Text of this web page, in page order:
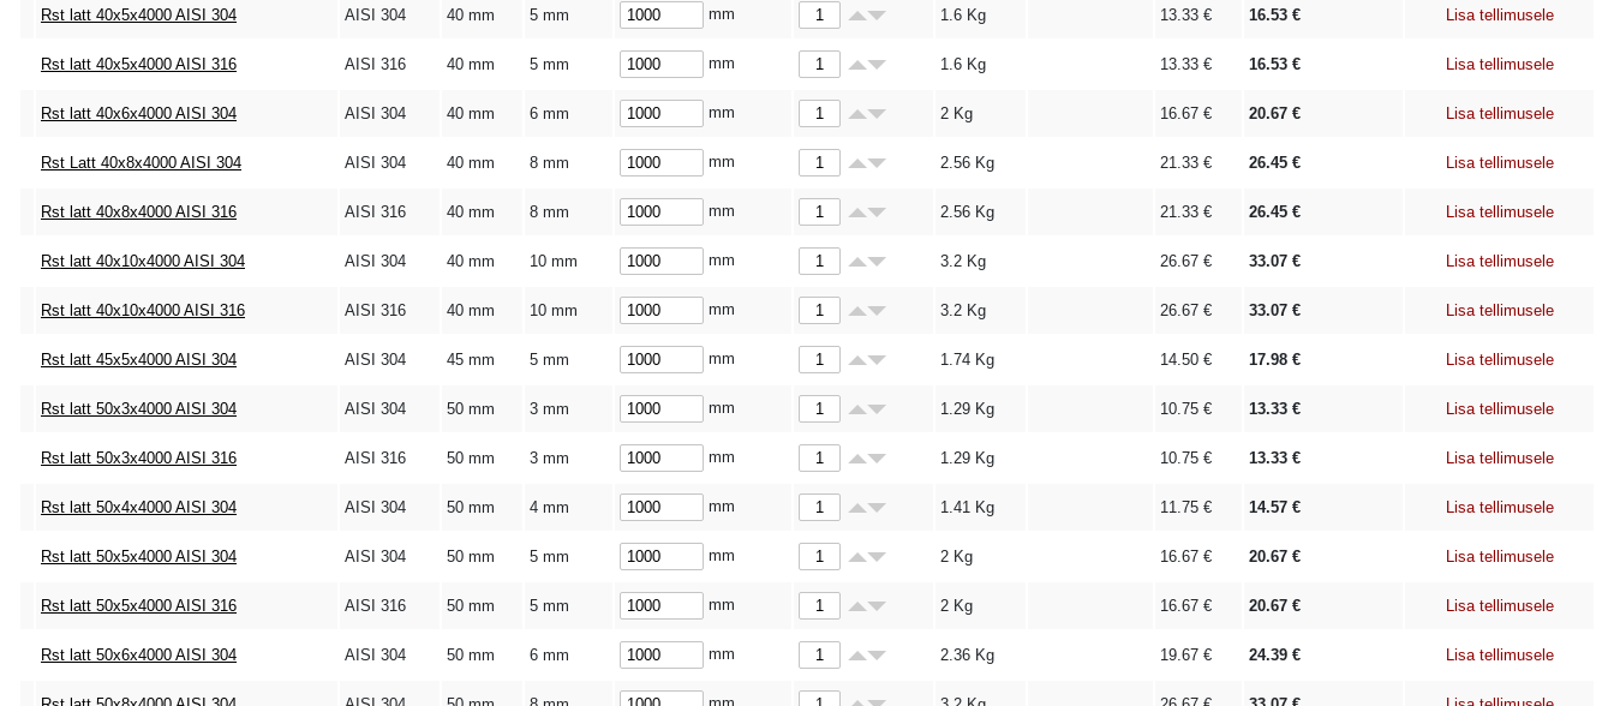
Rst latt 40x5x4000 AISI 304 AISI 304 40 mm 5 mm mm 1.6 Kg 13.33 € 16.53 € Lisa tellimusele
Rst latt 40x5x4000 AISI 316 AISI 316 40 mm 5 mm mm 1.6 Kg 13.33 € 16.53 € Lisa tellimusele
Rst latt 40x6x4000 AISI 304 AISI 304 40 mm 6 mm mm 2 Kg 16.67 € 20.67 € Lisa tellimusele
Rst Latt 40x8x4000 AISI 304 AISI 304 40 mm 8 mm mm 2.56 Kg 21.33 € 26.45 € Lisa tellimusele
Rst latt 40x8x4000 AISI 316 AISI 316 40 mm 8 mm mm 2.56 Kg 21.33 € 26.45 € Lisa tellimusele
Rst latt 40x10x4000 AISI 304 AISI 304 40 mm 10 mm mm 3.2 Kg 26.67 € 33.07 € Lisa tellimusele
Rst latt 40x10x4000 AISI 316 AISI 316 40 mm 10 mm mm 3.2 Kg 26.67 € 33.07 € Lisa tellimusele
Rst latt 45x5x4000 AISI 304 AISI 304 45 mm 5 mm mm 1.74 Kg 14.50 € 17.98 € Lisa tellimusele
Rst latt 50x3x4000 AISI 304 AISI 304 50 mm 3 mm mm 1.29 Kg 10.75 € 13.33 € Lisa tellimusele
Rst latt 50x3x4000 AISI 316 AISI 316 50 mm 3 mm mm 1.29 Kg 10.75 € 13.33 € Lisa tellimusele
Rst latt 50x4x4000 AISI 304 AISI 304 50 mm 4 mm mm 1.41 Kg 11.75 € 14.57 € Lisa tellimusele
Rst latt 50x5x4000 AISI 304 AISI 304 50 mm 5 mm mm 2 Kg 16.67 € 20.67 € Lisa tellimusele
Rst latt 50x5x4000 AISI 316 AISI 316 50 mm 5 mm mm 2 Kg 16.67 € 20.67 € Lisa tellimusele
Rst latt 50x6x4000 AISI 304 AISI 304 50 mm 6 mm mm 2.36 Kg 19.67 € 24.39 € Lisa tellimusele